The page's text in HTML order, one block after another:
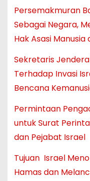
Persemakmuran
Sebagai Negara,
Hak Asasi
Sekretaris
Terhadap Invasi
Bencana
Permintaan
untuk Surat
dan Pejabat Israel
Tujuan Israel
Hamas dan